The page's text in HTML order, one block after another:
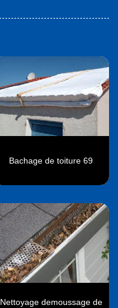
Bachage de toiture 69
Nettoyage demoussage de